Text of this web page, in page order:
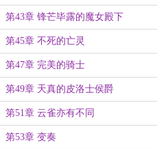
第43章 锋芒毕露的魔女殿下
第45章 不死的亡灵
第47章 完美的骑士
第49章 天真的皮洛士侯爵
第51章 云雀亦有不同
第53章 变奏